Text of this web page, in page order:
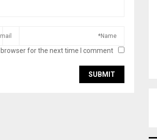
for the next time I comment.